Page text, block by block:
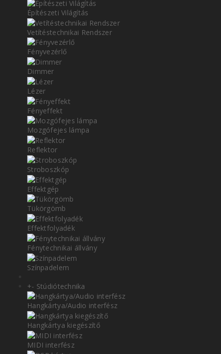
Építészeti Világítás
Vetítéstechnikai Rendszer
Fényvezérlő
Dimmer
Lézer
Fényeffekt
Mozgófejes lámpa
Reflektor
Stroboszkóp
Effektgép
Tükörgömb
Effektfolyadék
Fénytechnikai állvány
Színpadelem
+- Stúdiótechnika
Hangkártya/Audio interfész
Hangkártya kiegészítő
MIDI interfész